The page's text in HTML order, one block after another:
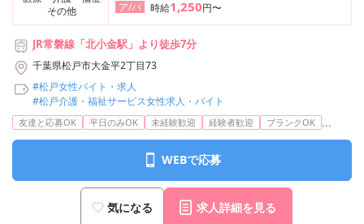
その他
ア/パ
時給1,250円〜
JR常磐線「北小金駅」より徒歩7分
千葉県松戸市大金平2丁目73
#松戸女性バイト・求人
#松戸介護・福祉サービス女性求人・バイト
友達と応募OK 平日のみOK 未経験歓迎 経験者歓迎 ブランクOK ...
WEBで応募
気になる 求人詳細を見る